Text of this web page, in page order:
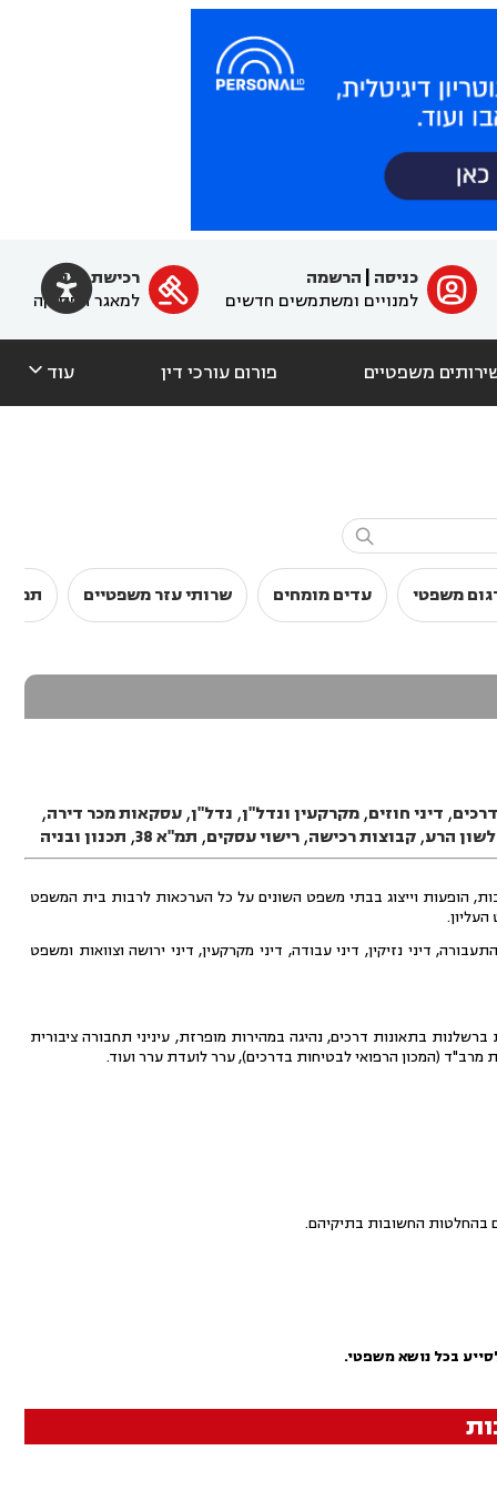
 ﱐ כניסה
הרשמה
למנויים ומשתמשים חדשים

רכישת מנוי
למאגר הפסיקה
משפטיים פורום עורכי דין עוד 

משפטי עדים מומחים שרותי עזר משפטיים
, דיני חוזים,מקרקעין ונדל"ן, נדל"ן,עסקאות מכר דירה,
לשון הרע,קבוצות רכישה,רישוי עסקים, תמ"א 38 , תכנון ובניה
דין לרבות, הופעות וייצוג בבתי משפט השונים על כל הערכאות לרבות בית המשפט
דיני נזיקין, דיני עבודה, דיני מקרקעין, דיני ירושה וצוואות ומשפט
בתאונות דרכים, נהיגה במהירות מופרזת, עיניני תחבורה ציבורית
מרב"ד (המכון הרפואי לבטיחות בדרכים), ערר לועדת ערר ועוד.
בהחלטות החשובות בתיקיהם.
בכל נושא משפטי.